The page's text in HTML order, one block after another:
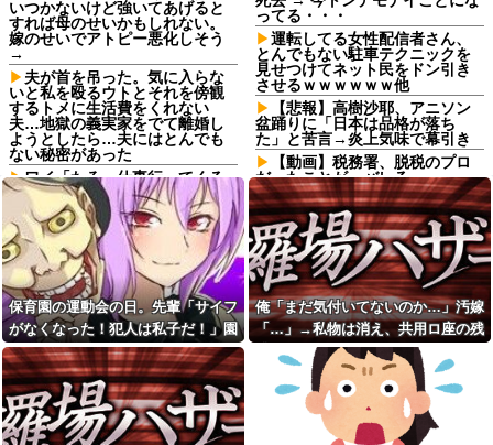
いつかないけど強いてあげると
すれば母のせいかもしれない。
嫁のせいでアトピー悪化しそう
→
夫が首を吊った。気に入らな
いと私を殴るウトとそれを傍観
するトメに生活費をくれない
夫…地獄の義実家をでて離婚し
ようとしたら…夫にはとんでも
ない秘密があった
ワイ「たろー仕事行ってくる
ね！（飼い犬）」犬「…？（ぷ
い」
母「お姉ちゃんは偉いのに、
あんたはねぇ…」私「また比べ
るの？」→積もり積もった不満
がついに爆発して…
嫁からマジで離婚を切り出さ
れている。俺がネトゲしすぎて
全くかまわなかったのが原因ら
しく...
バイト先のコンビニに、泥ま
みれの土方が入店してきた。子
供「パパ！あのおじさんたちお
店汚してるよ！」→する
と・・・
ってる・・・
運転してる女性配信者さん、
とんでもない駐車テクニックを
見せつけてネット民をドン引き
させるｗｗｗｗｗｗ他
【悲報】高樹沙耶、アニソン
盆踊りに「日本は品格が落ち
た」と苦言→炎上気味で幕引き
【動画】税務署、脱税のプロ
だったことが、バレるwww
【未練】妻の不貞により離婚
した 今後2度と会うつもりはない
と大見得切ったものの、半年過
ぎると少しずつ妻が恋しくなっ
ていった → 結局、月1の子供面
会日の後に…
骨盤骨折の後輩が階段でスカ
ートの裾を上げて慎重に降りて
る姿を見て「お姫様気取りｗ
ｗ」と爆笑・悪口を連発する社
内彼女！事故背景を知りながら
マウントと嫉妬で嘲笑する性根
の汚さに一気に冷めた・・・
両親の離婚原因が私。結婚し
た原因も私。
保育園の運動会の日。先輩「サイフ
がなくなった！犯人は私子だ！」園
長「警察沙汰は勘弁して～」→誰も
味方がいないと思ったその時…
俺「まだ気付いてないのか…」汚嫁
「…」→私物は消え、共用ロ座の残
高は653円。それでも嫁は平然とし
ていて…